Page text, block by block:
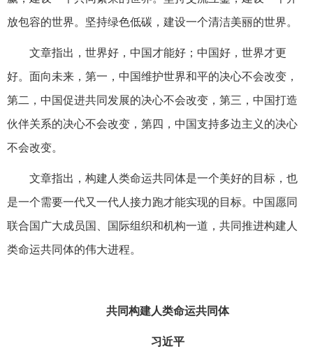
放包容的世界。坚持绿色低碳，建设一个清洁美丽的世界。
文章指出，世界好，中国才能好；中国好，世界才更
好。面向未来，第一，中国维护世界和平的决心不会改变，
第二，中国促进共同发展的决心不会改变，第三，中国打造
伙伴关系的决心不会改变，第四，中国支持多边主义的决心
不会改变。
文章指出，构建人类命运共同体是一个美好的目标，也
是一个需要一代又一代人接力跑才能实现的目标。中国愿同
联合国广大成员国、国际组织和机构一道，共同推进构建人
类命运共同体的伟大进程。
共同构建人类命运共同体
习近平